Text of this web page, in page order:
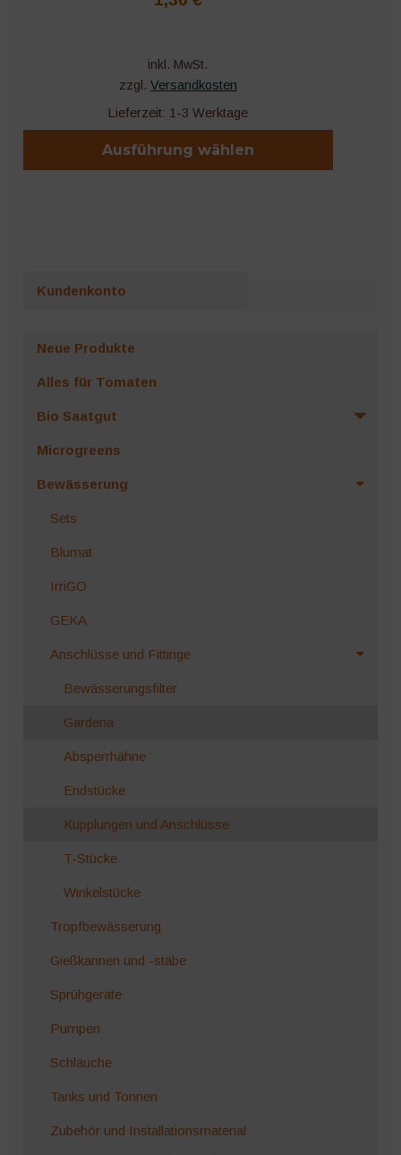
inkl. MwSt.
zzgl. Versandkosten
Lieferzeit: 1-3 Werktage
Ausführung wählen
auf.
auf
Produktseite
gewählt
Kundenkonto
Neue Produkte
Alles für Tomaten
Bio Saatgut
Microgreens
Bewässerung
Sets
Blumat
IrriGO
GEKA
Anschlüsse und Fittinge
Bewässerungsfilter
Gardena
Absperrhähne
Endstücke
Kupplungen und Anschlüsse
T-Stücke
Winkelstücke
Tropfbewässerung
Gießkannen und -stäbe
Sprühgeräte
Pumpen
Schläuche
Tanks und Tonnen
Zubehör und Installationsmaterial